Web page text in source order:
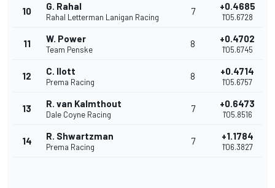
10 G. Rahal
Rahal Letterman Lanigan Racing
7 +0.4685
1'05.6728
11 W. Power
Team Penske
8 +0.4702
1'05.6745
12 C. Ilott
Prema Racing
8 +0.4714
1'05.6757
13 R. van Kalmthout
Dale Coyne Racing
7 +0.6473
1'05.8516
14 R. Shwartzman
Prema Racing
7 +1.1784
1'06.3827